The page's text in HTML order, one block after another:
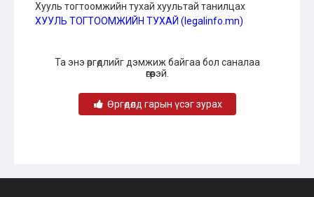
Хууль тогтоомжийн тухай хуультай танилцах
ХУУЛЬ ТОГТООМЖИЙН ТУХАЙ (legalinfo.mn)
Та энэ өргөдлийг дэмжиж байгаа бол саналаа
өгөөрэй.
Өргөдөлд гарын үсэг зурах